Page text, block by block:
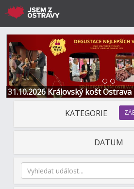
31.10.2026 Královský košt Ostrava
Restaurace a Hotel
Předchozí
KATEGORIE
DATUM